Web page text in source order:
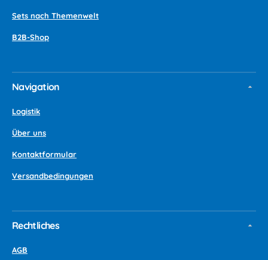
Sets nach Themenwelt
B2B-Shop
Navigation
Logistik
Über uns
Kontaktformular
Versandbedingungen
Rechtliches
AGB